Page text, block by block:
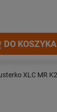
DO KOSZYKA